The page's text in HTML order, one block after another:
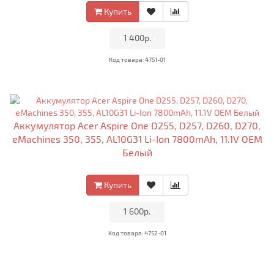
Купить
1 400р.
Код товара: 4751-01
Аккумулятор Acer Aspire One D255, D257, D260, D270,
eMachines 350, 355, AL10G31 Li-Ion 7800mAh, 11.1V OEM
Белый
Купить
1 600р.
Код товара: 4752-01